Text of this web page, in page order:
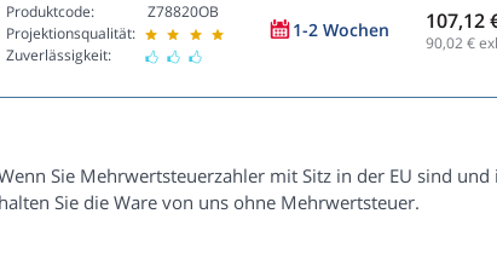
Produktcode:
Projektionsqualität:
Zuverlässigkeit:
Z78820OB
1-2 Wochen 107,12
90,02€
Sie Mehrwertsteuerzahler mit Sitz in der EU sind
Sie die Ware von uns ohne Mehrwertsteuer.